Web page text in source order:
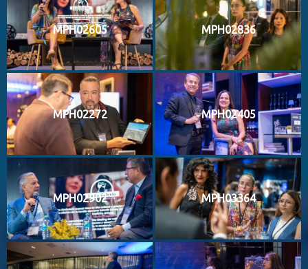
MPH02605 MPH02836
MPH02272 MPH02405
MPH02902 MPH03364